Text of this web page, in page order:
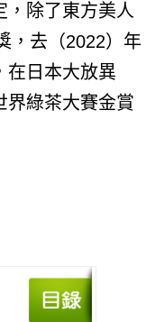
，除了東方美人
，去（2022）年
在日本大放異
界綠茶大賽金賞